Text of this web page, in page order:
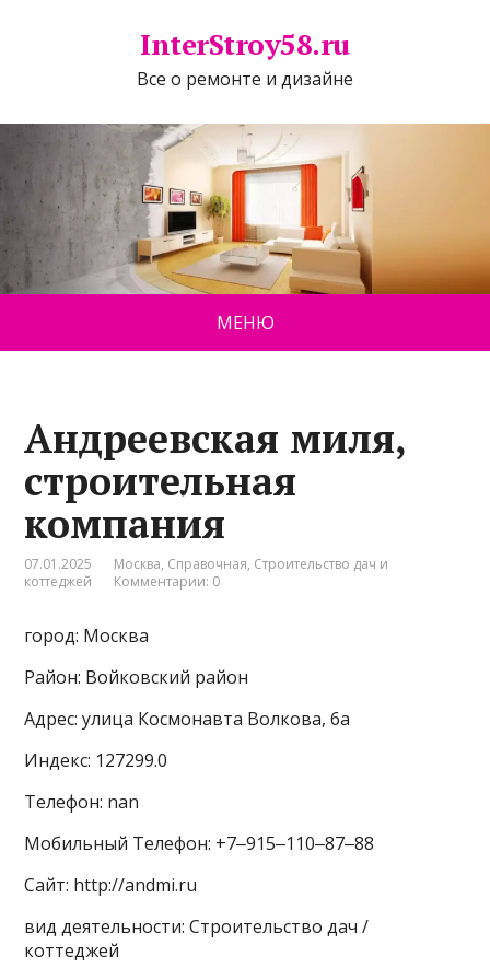
InterStroy58.ru
Все о ремонте и дизайне
МЕНЮ
Андреевская миля,
строительная
компания
07.01.2025 Москва, Справочная, Строительство дач и
коттеджей
Комментарии: 0
город: Москва
Район: Войковский район
Адрес: улица Космонавта Волкова, 6а
Индекс: 127299.0
Телефон: nan
Мобильный Телефон: +7‒915‒110‒87‒88
Сайт: http://andmi.ru
вид деятельности: Строительство дач /
коттеджей